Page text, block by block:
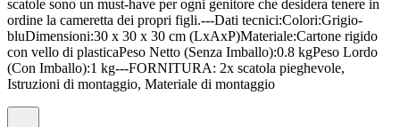
scatole sono un must-have per ogni genitore che desidera tenere in
ordine la cameretta dei propri figli.---Dati tecnici:Colori:Grigio-
bluDimensioni:30 x 30 x 30 cm (LxAxP)Materiale:Cartone rigido
con vello di plasticaPeso Netto (Senza Imballo):0.8 kgPeso Lordo
(Con Imballo):1 kg---FORNITURA: 2x scatola pieghevole,
Istruzioni di montaggio, Materiale di montaggio